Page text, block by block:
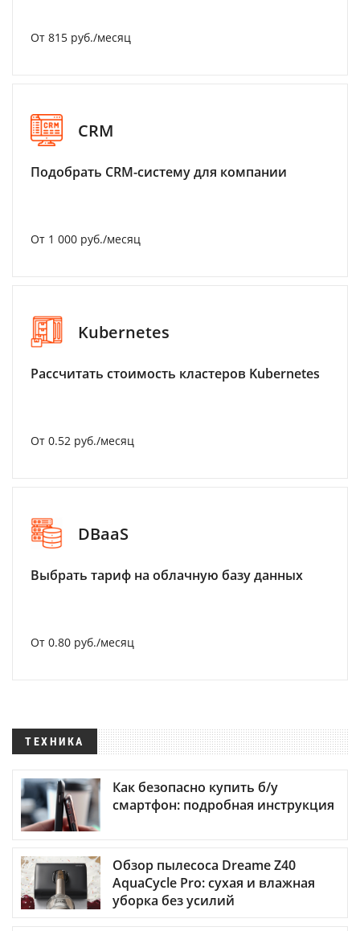
От 815 руб./месяц
CRM
Подобрать CRM-систему для компании
От 1 000 руб./месяц
Kubernetes
Рассчитать стоимость кластеров Kubernetes
От 0.52 руб./месяц
DBaaS
Выбрать тариф на облачную базу данных
От 0.80 руб./месяц
ТЕХНИКА
Как безопасно купить б/у
смартфон: подробная инструкция
Обзор пылесоса Dreame Z40
AquaCycle Pro: сухая и влажная
уборка без усилий